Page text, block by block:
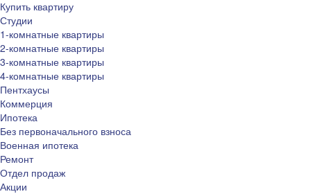
Купить квартиру
Студии
1-комнатные квартиры
2-комнатные квартиры
3-комнатные квартиры
4-комнатные квартиры
Пентхаусы
Коммерция
Ипотека
Без первоначального взноса
Военная ипотека
Ремонт
Отдел продаж
Акции